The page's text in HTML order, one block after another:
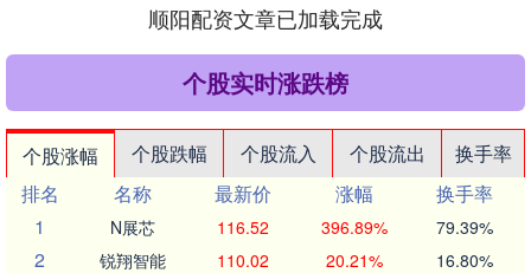
顺阳配资文章已加载完成
个股实时涨跌榜
个股涨幅 个股跌幅 个股流入 个股流出
换手率
排名
名称 最新价 涨幅
换手率
1
N展芯 116.52 396.89% 79.39%
2 锐翔智能 110.02 20.21% 16.80%